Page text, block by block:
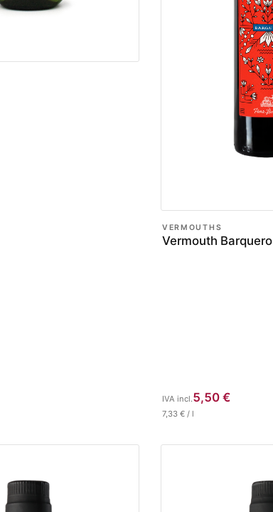
VERMOUTHS
Vermouth Barquero
5,50 €
IVA incl.
7,33 € / l